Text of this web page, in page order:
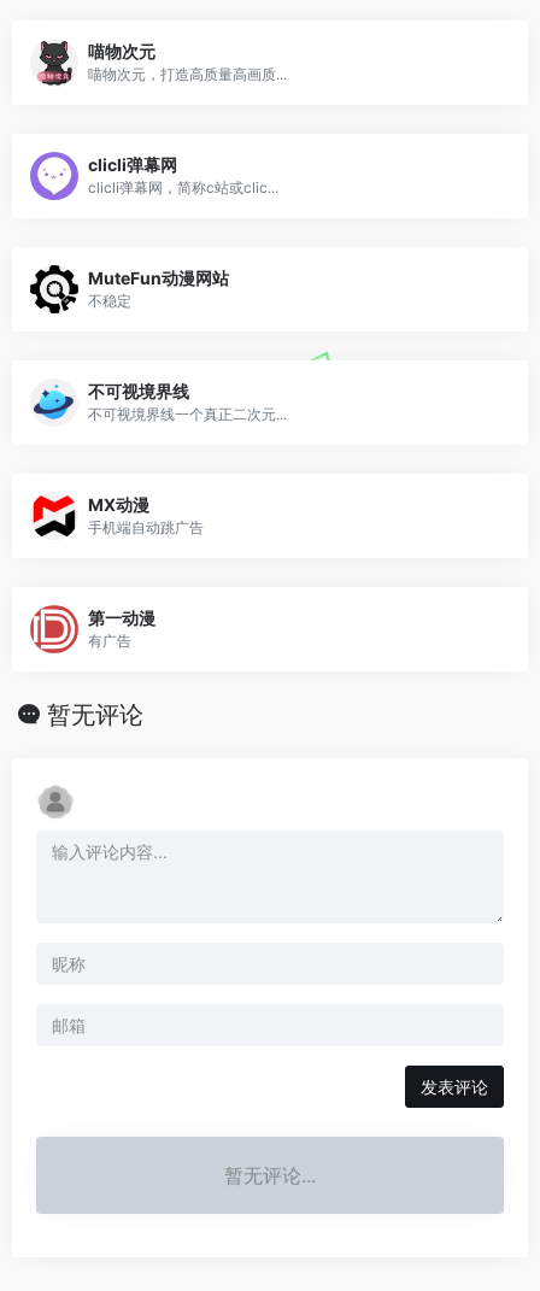
喵物次元
喵物次元，打造高质量高画质...
clicli弹幕网
clicli弹幕网，简称c站或clic...
MuteFun动漫网站
不稳定
不可视境界线
不可视境界线一个真正二次元...
MX动漫
手机端自动跳广告
第一动漫
有广告
暂无评论
发表评论
暂无评论...